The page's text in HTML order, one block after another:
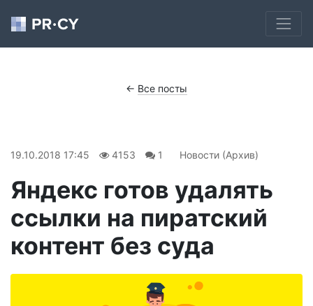
← Все посты
19.10.2018 17:45 4153 1 Новости (Архив)
Яндекс готов удалять
ссылки на пиратский
контент без суда